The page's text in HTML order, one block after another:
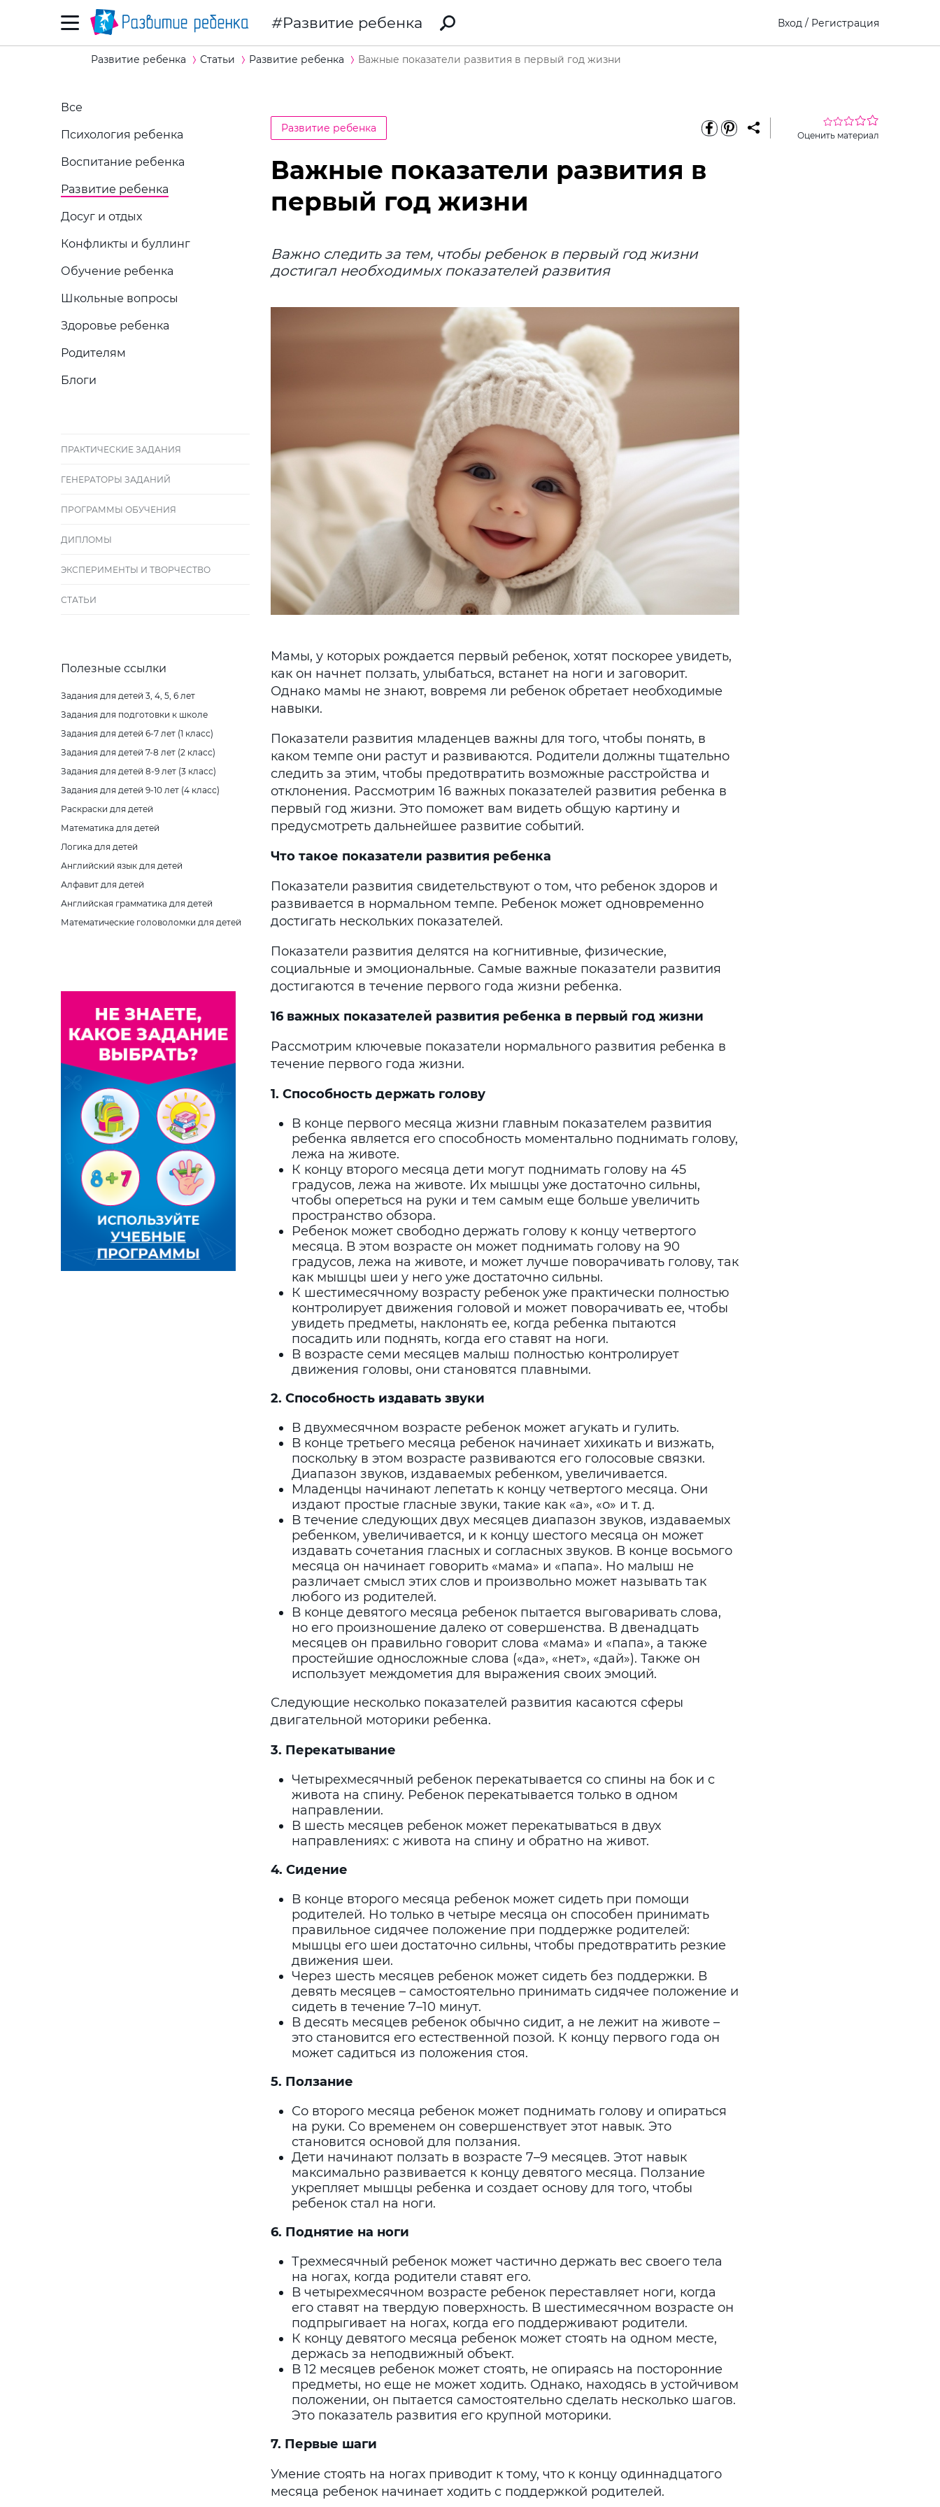
Развитие ребенка Вход / Регистрация
Развитие ребенка Статьи Развитие ребенка Важные показатели развития в первый год жизни
Все
Психология ребенка
Воспитание ребенка
Развитие ребенка
Досуг и отдых
Конфликты и буллинг
Обучение ребенка
Школьные вопросы
Здоровье ребенка
Родителям
Блоги
ПРАКТИЧЕСКИЕ ЗАДАНИЯ
ГЕНЕРАТОРЫ ЗАДАНИЙ
ПРОГРАММЫ ОБУЧЕНИЯ
ДИПЛОМЫ
ЭКСПЕРИМЕНТЫ И ТВОРЧЕСТВО
СТАТЬИ
Полезные ссылки
Задания для детей 3, 4, 5, 6 лет
Задания для подготовки к школе
Задания для детей 6-7 лет (1 класс)
Задания для детей 7-8 лет (2 класс)
Задания для детей 8-9 лет (3 класс)
Задания для детей 9-10 лет (4 класс)
Раскраски для детей
Математика для детей
Логика для детей
Английский язык для детей
Алфавит для детей
Английская грамматика для детей
Математические головоломки для детей
Развитие ребенка
Оценить материал
Важные показатели развития в
первый год жизни
Важно следить за тем, чтобы ребенок в первый год жизни
достигал необходимых показателей развития
Мамы, у которых рождается первый ребенок, хотят поскорее увидеть,
как он начнет ползать, улыбаться, встанет на ноги и заговорит.
Однако мамы не знают, вовремя ли ребенок обретает необходимые
навыки.
Показатели развития младенцев важны для того, чтобы понять, в
каком темпе они растут и развиваются. Родители должны тщательно
следить за этим, чтобы предотвратить возможные расстройства и
отклонения. Рассмотрим 16 важных показателей развития ребенка в
первый год жизни. Это поможет вам видеть общую картину и
предусмотреть дальнейшее развитие событий.
Что такое показатели развития ребенка
Показатели развития свидетельствуют о том, что ребенок здоров и
развивается в нормальном темпе. Ребенок может одновременно
достигать нескольких показателей.
Показатели развития делятся на когнитивные, физические,
социальные и эмоциональные. Самые важные показатели развития
достигаются в течение первого года жизни ребенка.
16 важных показателей развития ребенка в первый год жизни
Рассмотрим ключевые показатели нормального развития ребенка в
течение первого года жизни.
1. Способность держать голову
В конце первого месяца жизни главным показателем развития
ребенка является его способность моментально поднимать голову,
лежа на животе.
К концу второго месяца дети могут поднимать голову на 45
градусов, лежа на животе. Их мышцы уже достаточно сильны,
чтобы опереться на руки и тем самым еще больше увеличить
пространство обзора.
Ребенок может свободно держать голову к концу четвертого
месяца. В этом возрасте он может поднимать голову на 90
градусов, лежа на животе, и может лучше поворачивать голову, так
как мышцы шеи у него уже достаточно сильны.
К шестимесячному возрасту ребенок уже практически полностью
контролирует движения головой и может поворачивать ее, чтобы
увидеть предметы, наклонять ее, когда ребенка пытаются
посадить или поднять, когда его ставят на ноги.
В возрасте семи месяцев малыш полностью контролирует
движения головы, они становятся плавными.
2. Способность издавать звуки
В двухмесячном возрасте ребенок может агукать и гулить.
В конце третьего месяца ребенок начинает хихикать и визжать,
поскольку в этом возрасте развиваются его голосовые связки.
Диапазон звуков, издаваемых ребенком, увеличивается.
Младенцы начинают лепетать к концу четвертого месяца. Они
издают простые гласные звуки, такие как «а», «о» и т. д.
В течение следующих двух месяцев диапазон звуков, издаваемых
ребенком, увеличивается, и к концу шестого месяца он может
издавать сочетания гласных и согласных звуков. В конце восьмого
месяца он начинает говорить «мама» и «папа». Но малыш не
различает смысл этих слов и произвольно может называть так
любого из родителей.
В конце девятого месяца ребенок пытается выговаривать слова,
но его произношение далеко от совершенства. В двенадцать
месяцев он правильно говорит слова «мама» и «папа», а также
простейшие односложные слова («да», «нет», «дай»). Также он
использует междометия для выражения своих эмоций.
Следующие несколько показателей развития касаются сферы
двигательной моторики ребенка.
3. Перекатывание
Четырехмесячный ребенок перекатывается со спины на бок и с
живота на спину. Ребенок перекатывается только в одном
направлении.
В шесть месяцев ребенок может перекатываться в двух
направлениях: с живота на спину и обратно на живот.
4. Сидение
В конце второго месяца ребенок может сидеть при помощи
родителей. Но только в четыре месяца он способен принимать
правильное сидячее положение при поддержке родителей:
мышцы его шеи достаточно сильны, чтобы предотвратить резкие
движения шеи.
Через шесть месяцев ребенок может сидеть без поддержки. В
девять месяцев – самостоятельно принимать сидячее положение и
сидеть в течение 7–10 минут.
В десять месяцев ребенок обычно сидит, а не лежит на животе –
это становится его естественной позой. К концу первого года он
может садиться из положения стоя.
5. Ползание
Со второго месяца ребенок может поднимать голову и опираться
на руки. Со временем он совершенствует этот навык. Это
становится основой для ползания.
Дети начинают ползать в возрасте 7–9 месяцев. Этот навык
максимально развивается к концу девятого месяца. Ползание
укрепляет мышцы ребенка и создает основу для того, чтобы
ребенок стал на ноги.
6. Поднятие на ноги
Трехмесячный ребенок может частично держать вес своего тела
на ногах, когда родители ставят его.
В четырехмесячном возрасте ребенок переставляет ноги, когда
его ставят на твердую поверхность. В шестимесячном возрасте он
подпрыгивает на ногах, когда его поддерживают родители.
К концу девятого месяца ребенок может стоять на одном месте,
держась за неподвижный объект.
В 12 месяцев ребенок может стоять, не опираясь на посторонние
предметы, но еще не может ходить. Однако, находясь в устойчивом
положении, он пытается самостоятельно сделать несколько шагов.
Это показатель развития его крупной моторики.
7. Первые шаги
Умение стоять на ногах приводит к тому, что к концу одиннадцатого
месяца ребенок начинает ходить с поддержкой родителей.